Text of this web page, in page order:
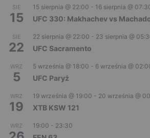
SIE
15
15 sierpnia @ 22:00 - 16 sierpnia @
UFC 330: Makhachev vs
SIE
22
22 sierpnia @ 22:00 - 23 sierpnia @
UFC Sacramento
WRZ
5
5 września @ 18:00 - 6 września @
UFC Paryż
WRZ
19
19 września @ 19:00 - 20 września @
XTB KSW 121
WRZ 19:00 - 23:30